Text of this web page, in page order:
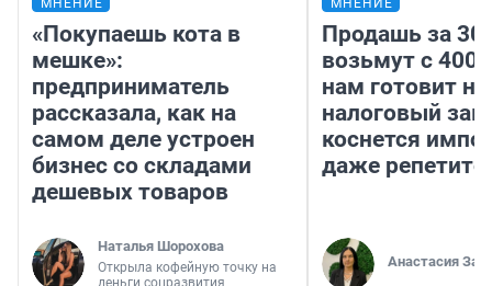
МНЕНИЕ
«Покупаешь кота в
мешке»:
предприниматель
рассказала, как на
самом деле устроен
бизнес со складами
дешевых товаров
Наталья Шорохова
Открыла кофейную точку на
деньги соцразвития
МНЕНИЕ
Продашь за
возьмут с
нам готовит
налоговый
коснется
даже
Анастасия